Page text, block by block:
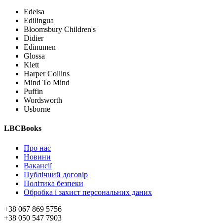
Edelsa
Edilingua
Bloomsbury Children's
Didier
Edinumen
Glossa
Klett
Harper Collins
Mind To Mind
Puffin
Wordsworth
Usborne
LBCBooks
Про нас
Новини
Вакансії
Публічний договір
Політика безпеки
Обробка і захист персональних даних
+38 067 869 5756
+38 050 547 7903